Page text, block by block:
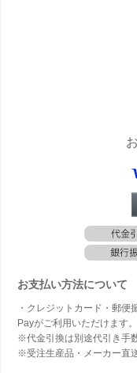
お支払い方法について
・クレジットカード・郵
Payがご利用いただけます。
※代金引換は別途代引き手
※受注生産品・メーカー直